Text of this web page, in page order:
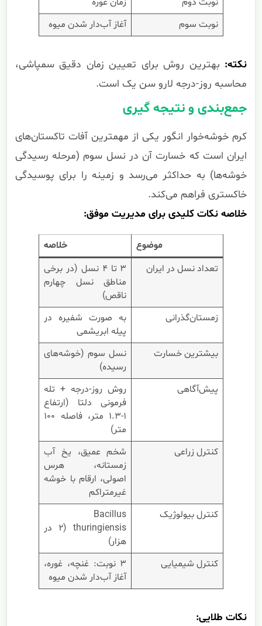
نوبت سوم
آغاز آب‌دار شدن میوه
نکته: بهترین روش برای تعیین زمان دقیق سمپاشی،
محاسبه روز-درجه لارو سن یک است.
جمع‌بندی و نتیجه گیری
کرم خوشه‌خوار انگور یکی از مهمترین آفات تاکستان‌های
ایران است که خسارت آن در نسل سوم (مرحله رسیدگی
خوشه‌ها) به حداکثر می‌رسد و زمینه را برای پوسیدگی
خاکستری فراهم می‌کند.
خلاصه نکات کلیدی برای مدیریت موفق:
موضوع
خلاصه
تعداد نسل در ایران
۳ تا ۴ نسل (در برخی
مناطق نسل چهارم
ناقص)
زمستان‌گذرانی
به صورت شفیره در
پیله ابریشمی
بیشترین خسارت
نسل سوم (خوشه‌های
رسیده)
پیش‌آگاهی
روش روز-درجه + تله
فرمونی دلتا (ارتفاع
۱-۱.۳ متر، فاصله ۱۰۰
متر)
کنترل زراعی
شخم عمیق، یخ آب
زمستانه، هرس
اصولی، ارقام با خوشه
غیرمتراکم
کنترل بیولوژیک
Bacillus
thuringiensis (۲ در
هزار)
کنترل شیمیایی
۳ نوبت: غنچه، غوره،
آغاز آب‌دار شدن میوه
نکات طلایی: